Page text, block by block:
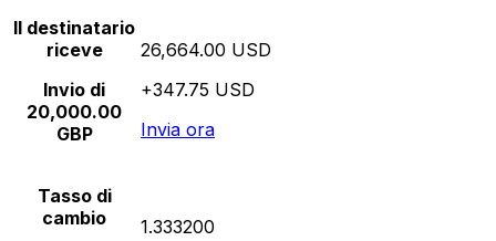
Il destinatario
riceve
Invio di
20,000.00
GBP
26,664.00 USD
+347.75 USD
Invia ora
Tasso di
cambio
1.333200